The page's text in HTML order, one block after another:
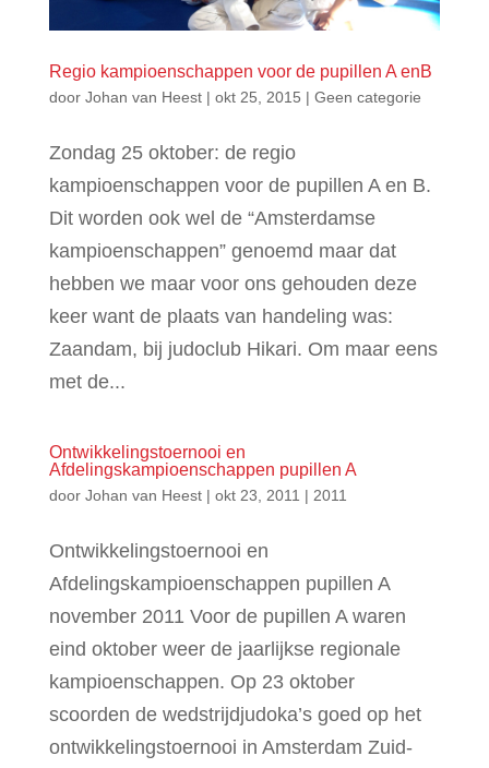
Regio kampioenschappen voor de pupillen A enB
door Johan van Heest| okt 25, 2015 | Geen categorie
Zondag 25 oktober: de regio
kampioenschappen voor de pupillen A en B.
Dit worden ook wel de “Amsterdamse
kampioenschappen” genoemd maar dat
hebben we maar voor ons gehouden deze
keer want de plaats van handeling was:
Zaandam, bij judoclub Hikari. Om maar eens
met de...
Ontwikkelingstoernooi en
Afdelingskampioenschappen pupillen A
door Johan van Heest| okt 23, 2011 | 2011
Ontwikkelingstoernooi en
Afdelingskampioenschappen pupillen A
november 2011 Voor de pupillen A waren
eind oktober weer de jaarlijkse regionale
kampioenschappen. Op 23 oktober
scoorden de wedstrijdjudoka’s goed op het
ontwikkelingstoernooi in Amsterdam Zuid-